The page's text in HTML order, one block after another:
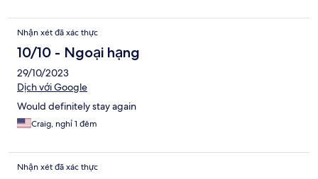
Nhận xét đã xác thực
10/10 - Ngoại hạng
29/10/2023
Dịch với Google
Would definitely stay again
Craig, nghỉ 1 đêm
Nhận xét đã xác thực